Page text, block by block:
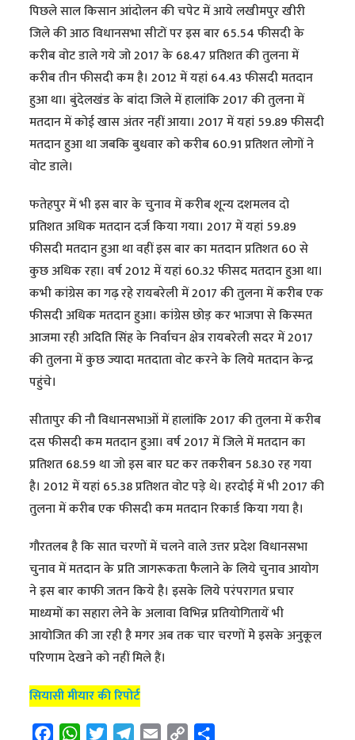
पिछले साल किसान आंदोलन की चपेट में आये लखीमपुर खीरी
जिले की आठ विधानसभा सीटों पर इस बार 65.54 फीसदी के
करीब वोट डाले गये जो 2017 के 68.47 प्रतिशत की तुलना में
करीब तीन फीसदी कम है। 2012 में यहां 64.43 फीसदी मतदान
हुआ था। बुंदेलखंड के बांदा जिले में हालांकि 2017 की तुलना में
मतदान में कोई खास अंतर नहीं आया। 2017 में यहां 59.89 फीसदी
मतदान हुआ था जबकि बुधवार को करीब 60.91 प्रतिशत लोगों ने
वोट डाले।
फतेहपुर में भी इस बार के चुनाव में करीब शून्य दशमलव दो
प्रतिशत अधिक मतदान दर्ज किया गया। 2017 में यहां 59.89
फीसदी मतदान हुआ था वहीं इस बार का मतदान प्रतिशत 60 से
कुछ अधिक रहा। वर्ष 2012 में यहां 60.32 फीसद मतदान हुआ था।
कभी कांग्रेस का गढ़ रहे रायबरेली में 2017 की तुलना में करीब एक
फीसदी अधिक मतदान हुआ। कांग्रेस छोड़ कर भाजपा से किस्मत
आजमा रही अदिति सिंह के निर्वाचन क्षेत्र रायबरेली सदर में 2017
की तुलना में कुछ ज्यादा मतदाता वोट करने के लिये मतदान केन्द्र
पहुंचे।
सीतापुर की नौ विधानसभाओं में हालांकि 2017 की तुलना में करीब
दस फीसदी कम मतदान हुआ। वर्ष 2017 में जिले में मतदान का
प्रतिशत 68.59 था जो इस बार घट कर तकरीबन 58.30 रह गया
है। 2012 में यहां 65.38 प्रतिशत वोट पड़े थे। हरदोई में भी 2017 की
तुलना में करीब एक फीसदी कम मतदान रिकार्ड किया गया है।
गौरतलब है कि सात चरणों में चलने वाले उत्तर प्रदेश विधानसभा
चुनाव में मतदान के प्रति जागरूकता फैलाने के लिये चुनाव आयोग
ने इस बार काफी जतन किये है। इसके लिये परंपरागत प्रचार
माध्यमों का सहारा लेने के अलावा विभिन्न प्रतियोगितायें भी
आयोजित की जा रही है मगर अब तक चार चरणों मेे इसके अनुकूल
परिणाम देखने को नहीं मिले हैं।
सियासी मीयार की रिपोर्ट
W